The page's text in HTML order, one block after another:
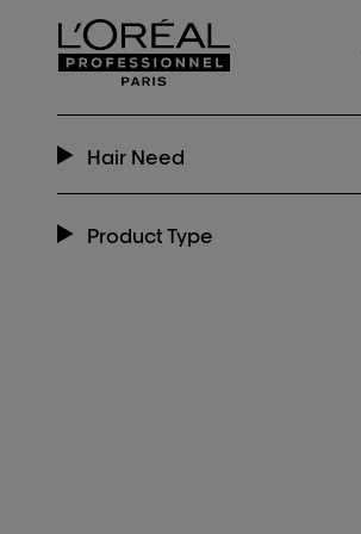
L'Oréal Professionnel Paris
Hair Need
Product Type